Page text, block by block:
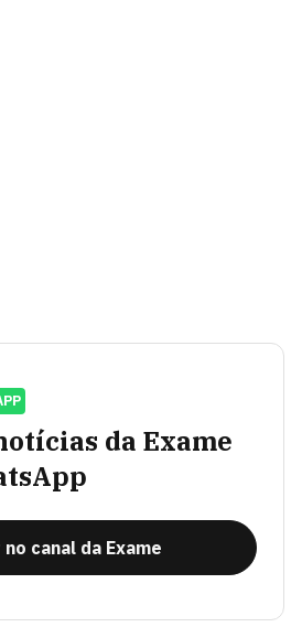
da Exame
canal da Exame